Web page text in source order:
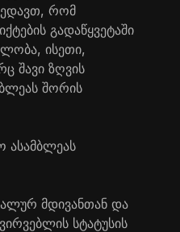
რომ
გადაწყვეტაში
ისეთი,
შავი ზღვის
შორის
ასამბლეას
მდივანთან და
სტატუსის